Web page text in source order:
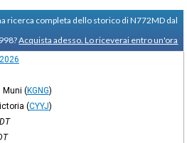
ricerca completa dello storico di N772MD dal
Acquista adesso. Lo riceverai entro un'ora
Muni (KGNG)
(CYYJ)